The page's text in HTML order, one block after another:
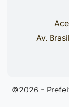
Av.
©2026 -